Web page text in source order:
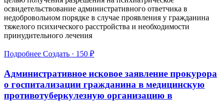
освидетельствование административного ответчика в
недобровольном порядке в случае проявления у гражданина
тяжелого психического расстройства и необходимости
принудительного лечения
Подробнее Создать · 150 ₽
Административное исковое заявление прокурора
о госпитализации гражданина в медицинскую
противотуберкулезную организацию в